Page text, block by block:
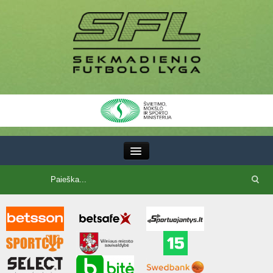
SFL taurė
7x7 CUP